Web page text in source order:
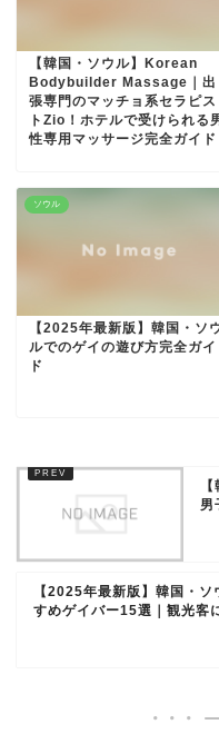
【韓国・ソウル】Korean
Bodybuilder Massage｜出
張専門のマッチョ系セラピス
トZio！ホテルで受けられる
性専用マッサージ完全ガイド
ソウル
【2025年最新版】韓国・ソ
ルでのゲイの遊び方完全ガイ
ド
男
【2025年最新版】韓国・ソ
すめゲイバー15選｜観光客